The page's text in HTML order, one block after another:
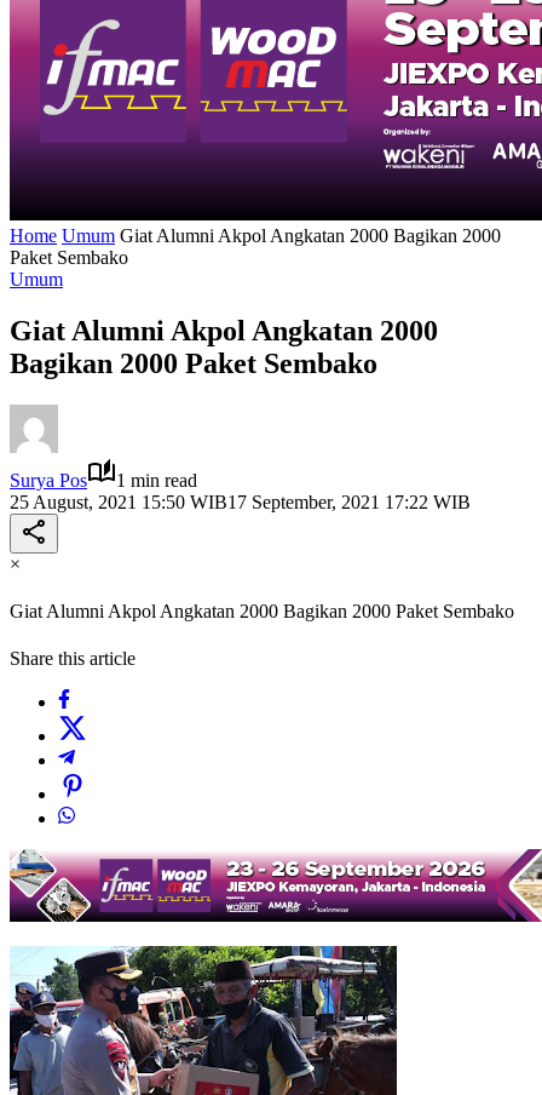
Home Umum Giat Alumni Akpol Angkatan 2000 Bagikan 2000
Paket Sembako
Umum
Giat Alumni Akpol Angkatan 2000
Bagikan 2000 Paket Sembako
Surya Pos
1 min read
25 August, 2021 15:50 WIB17 September, 2021 17:22 WIB
×
Giat Alumni Akpol Angkatan 2000 Bagikan 2000 Paket Sembako
Share this article